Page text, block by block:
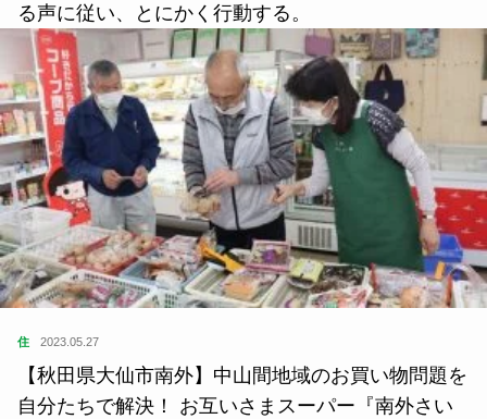
る声に従い、とにかく行動する。
住 2023.05.27
【秋田県大仙市南外】中山間地域のお買い物問題を
自分たちで解決！ お互いさまスーパー『南外さい